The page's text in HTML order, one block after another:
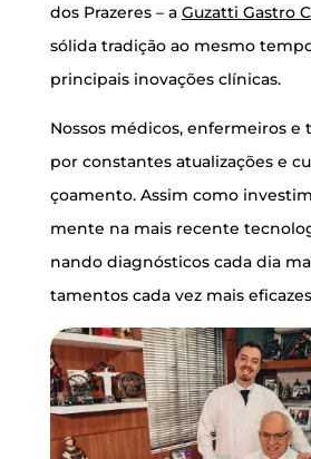
dos Pra­ze­res – a Guzat­ti Gas­tro
sóli­da tra­di­ção ao mes­mo
prin­ci­pais ino­va­ções clínicas.
Nos­sos médi­cos, enfer­mei­ros e
por cons­tan­tes atu­a­li­za­ções e
ço­a­men­to. Assim como
men­te na mais recen­te
nan­do diag­nós­ti­cos cada dia
ta­men­tos cada vez mais